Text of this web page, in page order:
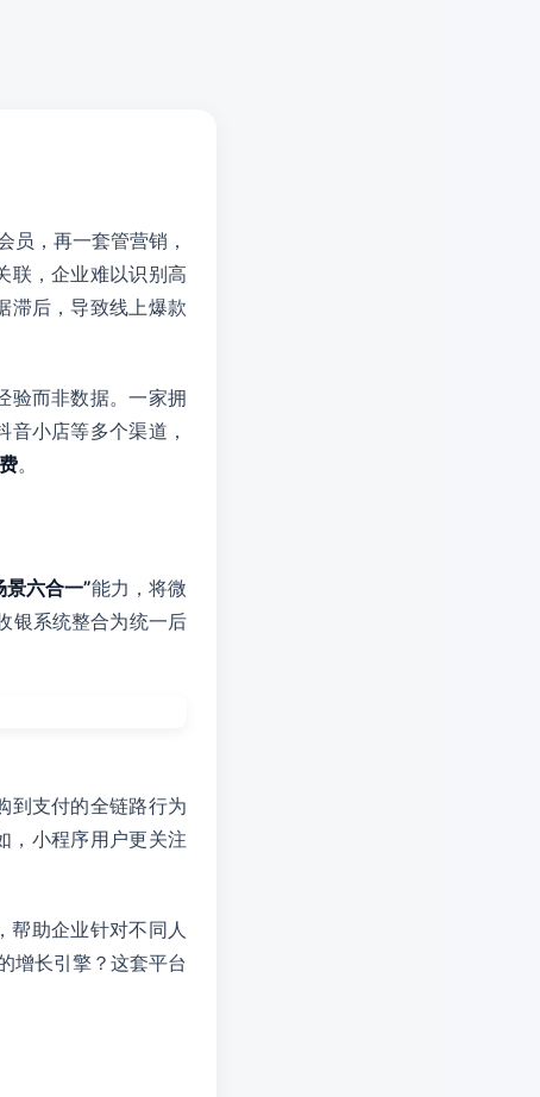
员，再一套管营销，
联，企业难以识别高
滞后，导致线上爆款
验而非数据。一家拥
小店等多个渠道，
。
景六合一”能力，将微
银系统整合为统一后
到支付的全链路行为
小程序用户更关注
帮助企业针对不同人
增长引擎？这套平台